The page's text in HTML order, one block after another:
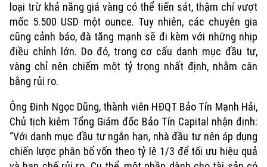
Xu hướng
loại trừ khả năng giá vàng có thể tiến sát, thậm chí vượt
mốc 5.500 USD một ounce. Tuy nhiên, các chuyên gia
cũng cảnh báo, đà tăng mạnh sẽ đi kèm với những nhịp
điều chỉnh lớn. Do đó, trong cơ cấu danh mục đầu tư,
vàng chỉ nên chiếm một tỷ trọng nhất định, nhằm cân
bằng rủi ro.
Ông Đinh Ngọc Dũng, thành viên HĐQT Bảo Tín Mạnh Hải,
Chủ tịch kiêm Tổng Giám đốc Bảo Tín Capital nhận định:
“Với danh mục đầu tư ngắn hạn, nhà đầu tư nên áp dụng
chiến lược phân bổ vốn theo tỷ lệ 1/3 để tối ưu hiệu quả